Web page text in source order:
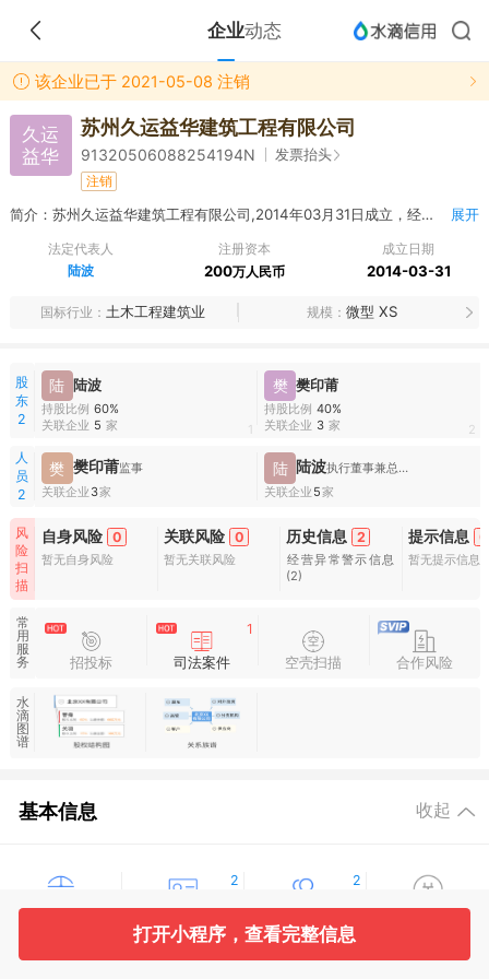
企业动态
该企业已于 2021-05-08 注销
久运
益华
苏州久运益华建筑工程有限公司
91320506088254194N 发票抬头
注销
简介：苏州久运益华建筑工程有限公司,2014年03月31日成立，经营范围包括建筑工程、园林绿化景观工程、水利工程、土石方工程、桩基工程、市政工程、路桥工程的规划、设计与施工；非爆破性民用建筑物拆除工程、建筑防水与防腐工程施工；管道、水电安装；广告牌安装；建筑材料销售；道路普通货物运输。（依法须经批准的项目，经相关部门批准后方可开展经营活动） 展开
法定代表人
陆波
注册资本
200万人民币
成立日期
2014-03-31
国标行业 土木工程建筑业 规模 微型 XS
股
东
2
陆 陆波
持股比例 60%
关联企业 5 家 1
樊 樊印莆
持股比例 40%
关联企业 3 家 2
人
员
2
樊 樊印莆监事
关联企业 3家
陆 陆波
执行董事兼总经理
关联企业 5家
风
险
扫
描
自身风险 0
暂无自身风险
关联风险 0
暂无关联风险
历史信息 2
经营异常警示信息
(2)
提示信息 0
暂无提示信息
常
用
服
务
招投标
1
司法案件 空壳扫描 合作风险
水
滴
图
谱
基本信息 收起
2
股东信息
2
主要人员
打开小程序，查看完整信息